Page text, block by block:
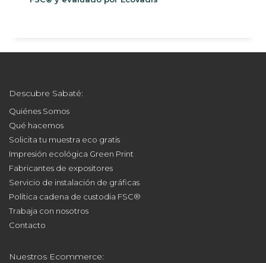
Descubre Sabaté:
Quiénes Somos
Qué hacemos
Solicita tu muestra eco gratis
Impresión ecológica Green Print
Fabricantes de expositores
Servicio de instalación de gráficas
Política cadena de custodia FSC®
Trabaja con nosotros
Contacto
Nuestros Ecommerce: